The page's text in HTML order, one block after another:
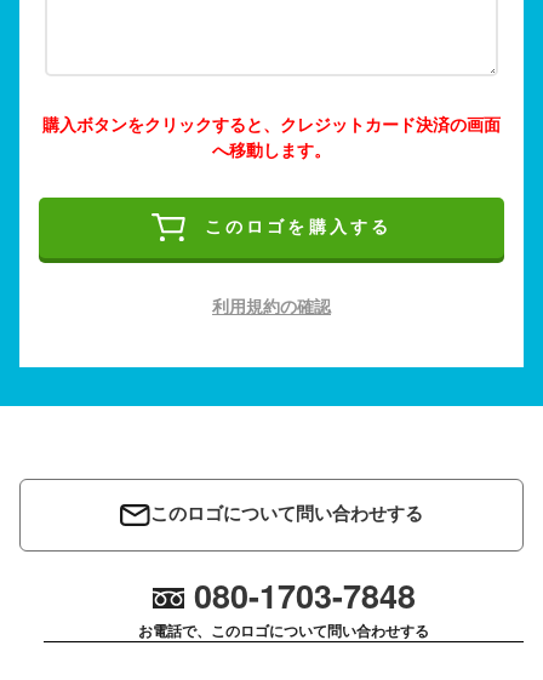
購入ボタンをクリックすると、クレジットカード決済の画面
へ移動します。
このロゴを購入する
利用規約の確認
このロゴについて問い合わせする
080-1703-7848
お電話で、このロゴについて問い合わせする